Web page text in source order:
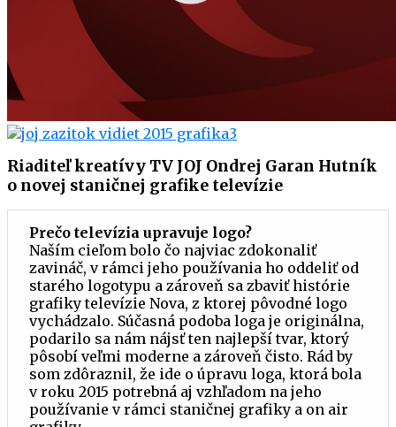
Riaditeľ kreatívy TV JOJ Ondrej Garan Hutník
o novej staničnej grafike televízie
Prečo televízia upravuje logo?
Naším cieľom bolo čo najviac zdokonaliť
zavináč, v rámci jeho používania ho oddeliť od
starého logotypu a zároveň sa zbaviť histórie
grafiky televízie Nova, z ktorej pôvodné logo
vychádzalo. Súčasná podoba loga je originálna,
podarilo sa nám nájsť ten najlepší tvar, ktorý
pôsobí veľmi moderne a zároveň čisto. Rád by
som zdôraznil, že ide o úpravu loga, ktorá bola
v roku 2015 potrebná aj vzhľadom na jeho
používanie v rámci staničnej grafiky a on air